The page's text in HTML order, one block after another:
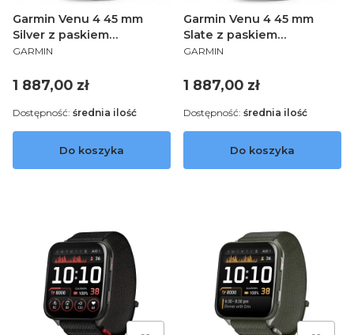
Garmin Venu 4 45 mm
Silver z paskiem
silikonowym w kolorze
PRODUCENT
GARMIN
Cena
1 887,00 zł
Do koszyka
Dostępność: średnia ilość
Garmin Venu 4 45 mm
Slate z paskiem
silikonowym w kolorze
PRODUCENT
GARMIN
Cena
1 887,00 zł
Do koszyka
Dostępność: średnia ilość